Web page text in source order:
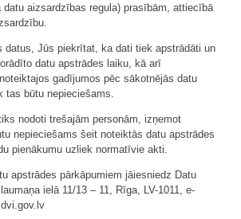
datu aizsardzības regula) prasībām, attiecībā
datus, Jūs piekrītat, ka dati tiek apstrādāti un
datu apstrādes laiku, kā arī
gadījumos pēc sākotnējās datu
būtu nepieciešams.
nodoti trešajām personām, izņemot
nepieciešams šeit noteiktās datu apstrādes
pienākumu uzliek normatīvie akti.
apstrādes pārkāpumiem jāiesniedz Datu
ielā 11/13 – 11, Rīga, LV-1011, e-